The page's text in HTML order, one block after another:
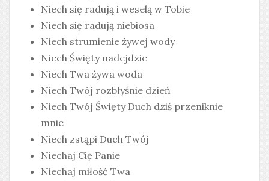
Niech się radują i weselą w Tobie
Niech się radują niebiosa
Niech strumienie żywej wody
Niech Święty nadejdzie
Niech Twa żywa woda
Niech Twój rozbłyśnie dzień
Niech Twój Święty Duch dziś przeniknie
mnie
Niech zstąpi Duch Twój
Niechaj Cię Panie
Niechaj miłość Twa